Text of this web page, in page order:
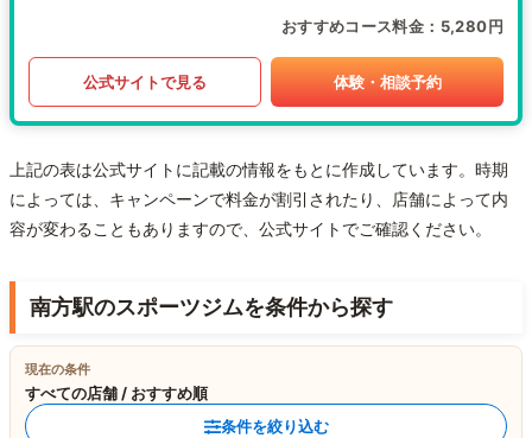
おすすめコース料金 5,280円
公式サイトで見る 体験・相談予約
上記の表は公式サイトに記載の情報をもとに作成しています。時期
によっては、キャンペーンで料金が割引されたり、店舗によって内
容が変わることもありますので、公式サイトでご確認ください。
南方駅のスポーツジムを条件から探す
現在の条件
すべての店舗 / おすすめ順
条件を絞り込む